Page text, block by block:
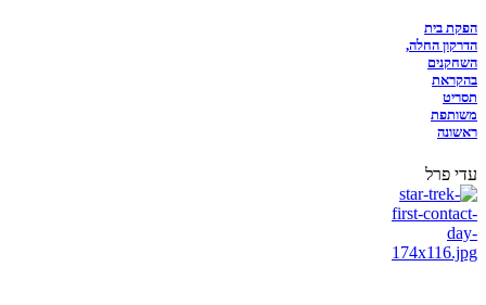
הפקת בית
הדרקון החלה,
השחקנים
בהקראת
תסריט
משותפת
ראשונה
עדי פרל